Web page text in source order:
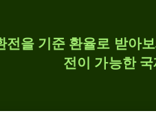
을 기준 환율로 받아
전이 가능한